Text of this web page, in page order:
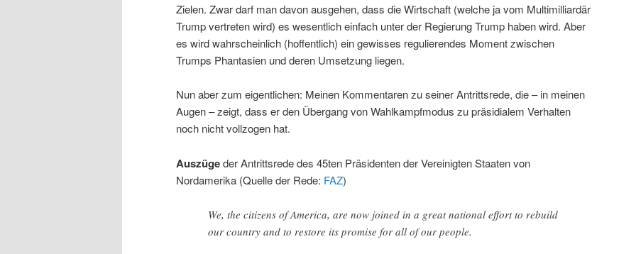
Zielen. Zwar darf man davon ausgehen, dass die Wirtschaft (welche ja vom Multimilliardär
Trump vertreten wird) es wesentlich einfach unter der Regierung Trump haben wird. Aber
es wird wahrscheinlich (hoffentlich) ein gewisses regulierendes Moment zwischen
Trumps Phantasien und deren Umsetzung liegen.
Nun aber zum eigentlichen: Meinen Kommentaren zu seiner Antrittsrede, die – in meinen
Augen – zeigt, dass er den Übergang von Wahlkampfmodus zu präsidialem Verhalten
noch nicht vollzogen hat.
Auszügeder Antrittsrede des 45ten Präsidenten der Vereinigten Staaten von
Nordamerika (Quelle der Rede: FAZ)
We, the citizens of America, are now joined in a great national effort to rebuild
our country and to restore its promise for all of our people.